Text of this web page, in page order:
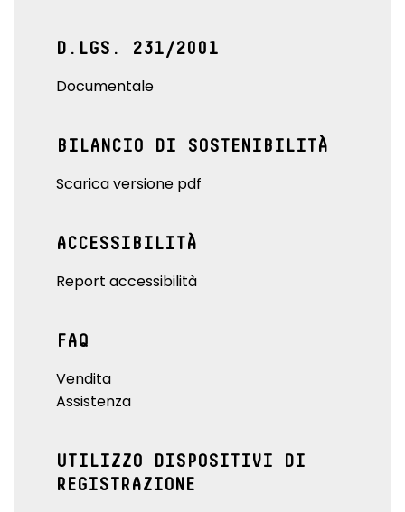
D.LGS. 231/2001
Documentale
BILANCIO DI SOSTENIBILITÀ
Scarica versione pdf
ACCESSIBILITÀ
Report accessibilità
FAQ
Vendita
Assistenza
UTILIZZO DISPOSITIVI DI
REGISTRAZIONE